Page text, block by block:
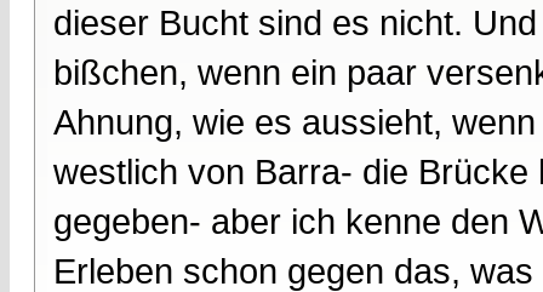
dieser Bucht sind es nicht.
bißchen, wenn ein paar
Ahnung, wie es aussieht,
westlich von Barra- die
gegeben- aber ich kenne den
Erleben schon gegen das,